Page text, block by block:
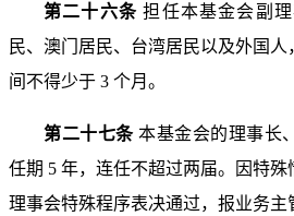
第二十六条 担任本基金会副
民、澳门居民、台湾居民以及外国
间不得少于 3 个月。
第二十七条本基金会的理事长
任期 5 年，连任不超过两届。因特殊
理事会特殊程序表决通过，报业务主